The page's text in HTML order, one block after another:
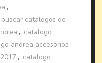
,
buscar catalogos de
, catalogo
andrea accesorios
, catalogo